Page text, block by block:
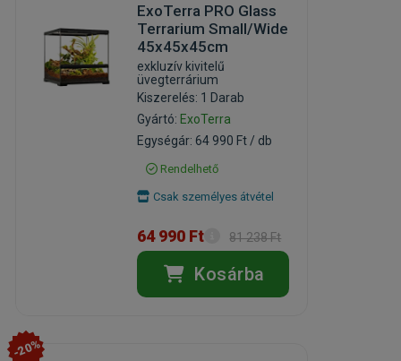
ExoTerra PRO Glass
Terrarium Small/Wide
45x45x45cm
exkluzív kivitelű
üvegterrárium
Kiszerelés: 1 Darab
Gyártó: ExoTerra
Egységár: 64 990 Ft / db
Rendelhető
Csak személyes átvétel
64 990 Ft 81 238 Ft
Kosárba
-20%